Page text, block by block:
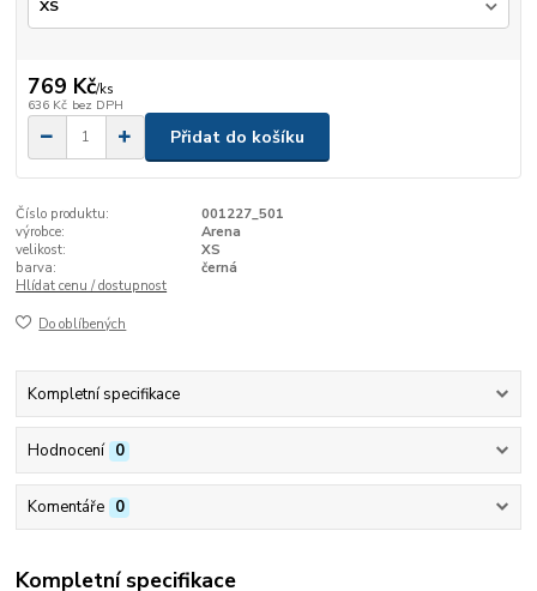
769 Kč/ks
636 Kč bez DPH
Přidat do košíku
Číslo produktu:
001227_501
výrobce:
Arena
velikost:
XS
barva:
černá
Hlídat cenu / dostupnost
Do oblíbených
Kompletní specifikace
Hodnocení 0
Komentáře 0
Kompletní specifikace